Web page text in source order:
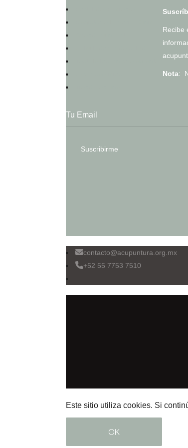
Recibe
Nota:
contacto@acupuntura.org.mx
+52 55 7753 7510
Este sitio utiliza cookies. Si
OK